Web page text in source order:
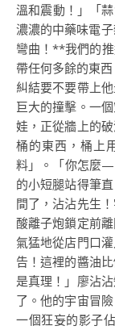
溫和震動！」「
濃濃的中藥味電
彎曲！**我們的
帶任何多餘的東
糾結要不要帶上
巨大的撞擊。一
娃，正從牆上的
桶的東西，桶上
料」。「你怎麼
的小短腿站得筆
間了，沾沾先生
酸離子炮鎖定前
氣猛地從店門口
告！這裡的醬油
是真理！」廖沾
了。他的宇宙冒
一個狂妄的影子